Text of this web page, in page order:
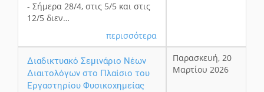
- Σήμερα 28/4, στις 5/5 και στις
12/5 διεν…
περισσότερα
Διαδικτυακό Σεμινάριο Νέων
Διαιτολόγων στο Πλαίσιο του
Εργαστηρίου Φυσικοχημείας
Παρασκευή, 20
Μαρτίου 2026